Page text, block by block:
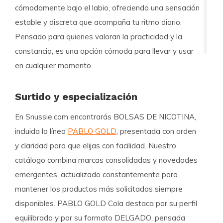
cómodamente bajo el labio, ofreciendo una sensación
estable y discreta que acompaña tu ritmo diario.
Pensado para quienes valoran la practicidad y la
constancia, es una opción cómoda para llevar y usar
en cualquier momento.
Surtido y especialización
En Snussie.com encontrarás BOLSAS DE NICOTINA,
incluida la línea PABLO GOLD, presentada con orden
y claridad para que elijas con facilidad. Nuestro
catálogo combina marcas consolidadas y novedades
emergentes, actualizado constantemente para
mantener los productos más solicitados siempre
disponibles. PABLO GOLD Cola destaca por su perfil
equilibrado y por su formato DELGADO, pensada